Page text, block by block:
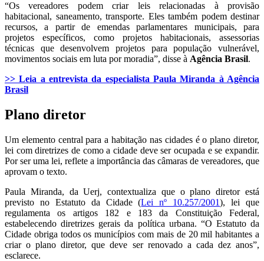
“Os vereadores podem criar leis relacionadas à provisão
habitacional, saneamento, transporte. Eles também podem destinar
recursos, a partir de emendas parlamentares municipais, para
projetos específicos, como projetos habitacionais, assessorias
técnicas que desenvolvem projetos para população vulnerável,
movimentos sociais em luta por moradia”, disse à Agência Brasil.
>> Leia a entrevista da especialista Paula Miranda à Agência
Brasil
Plano diretor
Um elemento central para a habitação nas cidades é o plano diretor,
lei com diretrizes de como a cidade deve ser ocupada e se expandir.
Por ser uma lei, reflete a importância das câmaras de vereadores, que
aprovam o texto.
Paula Miranda, da Uerj, contextualiza que o plano diretor está
previsto no Estatuto da Cidade (Lei nº 10.257/2001), lei que
regulamenta os artigos 182 e 183 da Constituição Federal,
estabelecendo diretrizes gerais da política urbana. “O Estatuto da
Cidade obriga todos os municípios com mais de 20 mil habitantes a
criar o plano diretor, que deve ser renovado a cada dez anos”,
esclarece.